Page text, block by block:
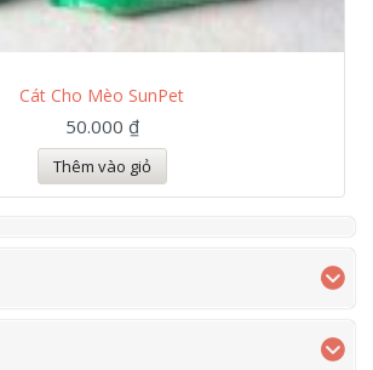
Cát Cho Mèo SunPet
50.000 ₫
Thêm vào giỏ